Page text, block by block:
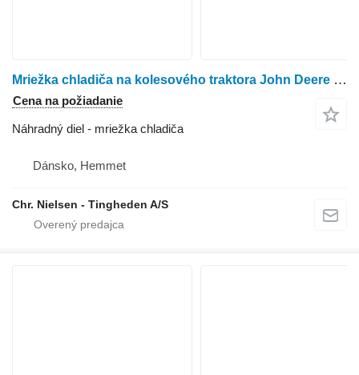
Mriežka chladiča na kolesového traktora John Deere 7800
Cena na požiadanie
Náhradný diel - mriežka chladiča
Dánsko, Hemmet
Chr. Nielsen - Tingheden A/S